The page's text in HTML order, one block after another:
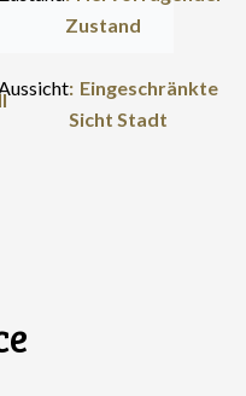
Zustand
Eingeschränkte
Sicht Stadt